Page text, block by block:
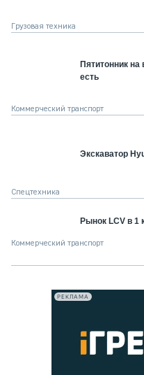
Грузовая техника
Пятитонник на
есть
Коммерческий транспорт
Экскаватор
Спецтехника
Рынок LCV в 1
Коммерческий транспорт
РЕКЛАМА